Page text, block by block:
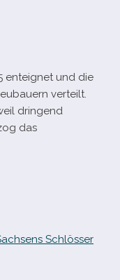
ent­eig­net und die
ver­teilt.
drin­gend
das
Schlösser